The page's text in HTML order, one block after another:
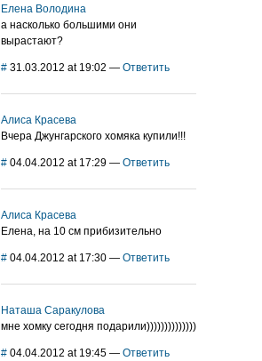
Елена Володина
а насколько большими они
вырастают?
# 31.03.2012 at 19:02 — Ответить
Алиса Красева
Вчера Джунгарского хомяка купили!!!
# 04.04.2012 at 17:29 — Ответить
Алиса Красева
Елена, на 10 см прибизительно
# 04.04.2012 at 17:30 — Ответить
Наташа Саракулова
мне хомку сегодня подарили))))))))))))))
# 04.04.2012 at 19:45 — Ответить